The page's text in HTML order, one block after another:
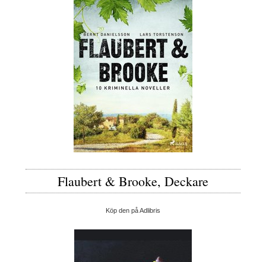
Flaubert & Brooke, Deckare
Köp den på Adlibris